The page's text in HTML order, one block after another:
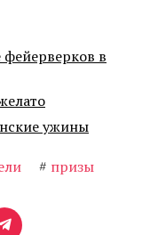
в
ужины
# призы